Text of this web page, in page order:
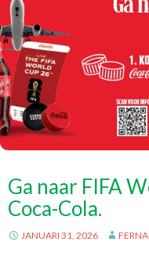
Ga naar FIFA
Coca-Cola.
JANUARI 31, 2026